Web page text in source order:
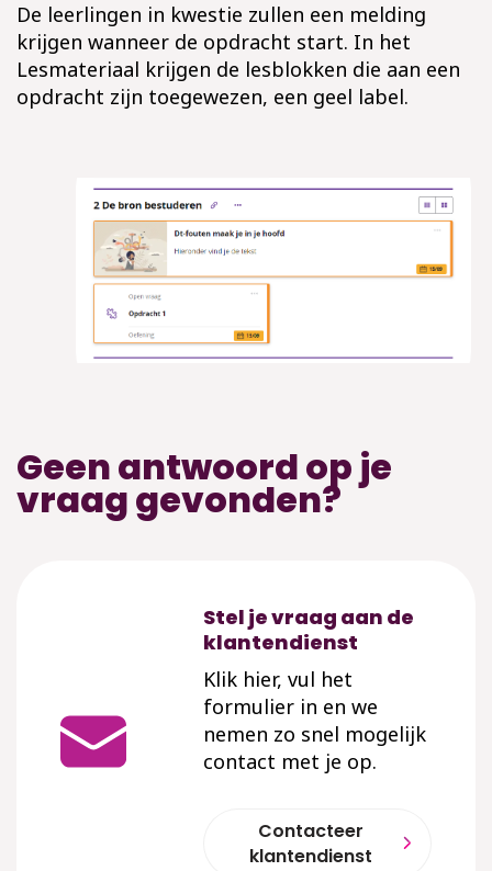
De leerlingen in kwestie zullen een melding
krijgen wanneer de opdracht start. In het
Lesmateriaal krijgen de lesblokken die aan een
opdracht zijn toegewezen, een geel label.
Geen antwoord op je
vraag gevonden?
Stel je vraag aan de
klantendienst
Klik hier, vul het
formulier in en we
nemen zo snel mogelijk
contact met je op.
Contacteer
klantendienst